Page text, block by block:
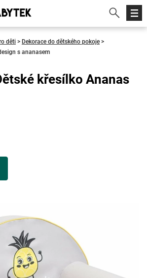
děti > Dekorace do dětského pokoje >
s ananasem
křesílko Ananas